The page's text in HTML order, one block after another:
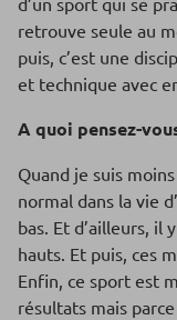
retrouve seule au
puis, c’est une
et technique avec
A quoi pensez-
Quand je suis
normal dans la vie
bas. Et d’ailleurs, il
hauts. Et puis, ces
Enfin, ce sport est
résultats mais